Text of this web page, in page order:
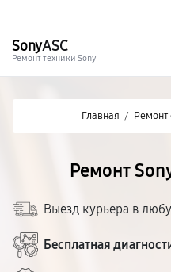
SonyASC
Ремонт техники Sony
Главная / Ремонт
Ремонт
Выезд курьера в
Бесплатная